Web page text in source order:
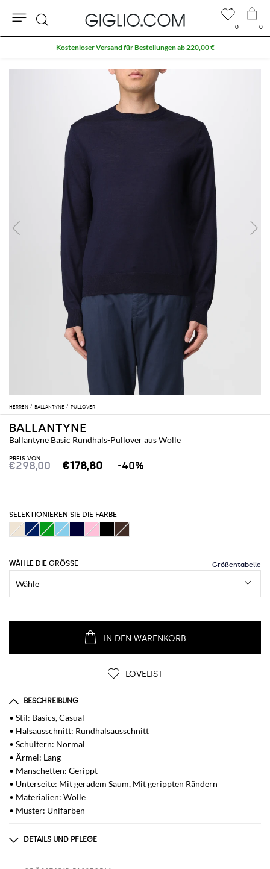
HERREN BALLANTYNE PULLOVER
BALLANTYNE
Ballantyne Basic Rundhals-Pullover aus Wolle
PREIS VON
€298,00 €178,80 -40%
SELEKTIONIEREN SIE DIE FARBE
WÄHLE DIE GRÖSSE
IN DEN WARENKORB
LOVELIST
BESCHREIBUNG
• Stil: Basics, Casual
• Halsausschnitt: Rundhalsausschnitt
• Schultern: Normal
• Ärmel: Lang
• Manschetten: Gerippt
• Unterseite: Mit geradem Saum, Mit gerippten Rändern
• Materialien: Wolle
• Muster: Unifarben
DETAILS UND PFLEGE
0 0
Suche
Kostenloser Versand für Bestellungen ab 220,00 €